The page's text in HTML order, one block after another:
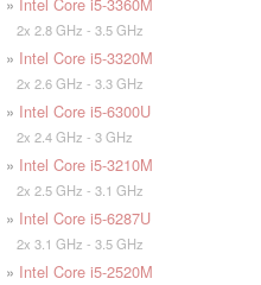
2x 2.8 GHz - 3.5 GHz
» Intel Core i5-3320M
2x 2.6 GHz - 3.3 GHz
» Intel Core i5-6300U
2x 2.4 GHz - 3 GHz
» Intel Core i5-3210M
2x 2.5 GHz - 3.1 GHz
» Intel Core i5-6287U
2x 3.1 GHz - 3.5 GHz
» Intel Core i5-2520M